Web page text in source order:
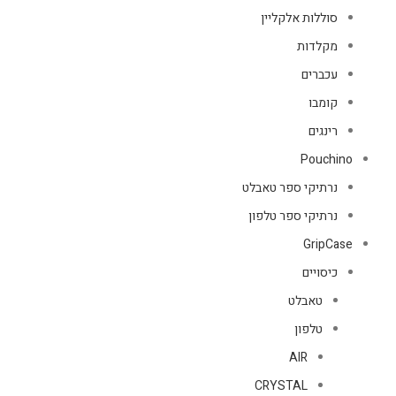
סוללות אלקליין
מקלדות
עכברים
קומבו
רינגים
Pouchino
נרתיקי ספר טאבלט
נרתיקי ספר טלפון
GripCase
כיסויים
טאבלט
טלפון
AIR
CRYSTAL